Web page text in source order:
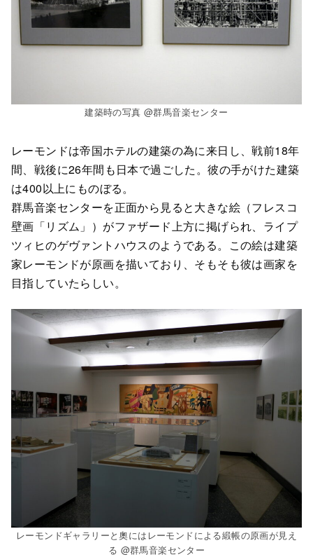
建築時の写真 @群馬音楽センター
レーモンドは帝国ホテルの建築の為に来日し、戦前18年
間、戦後に26年間も日本で過ごした。彼の手がけた建築
は400以上にものぼる。
群馬音楽センターを正面から見ると大きな絵（フレスコ
壁画「リズム」）がファザード上方に掲げられ、ライプ
ツィヒのゲヴァントハウスのようである。この絵は建築
家レーモンドが原画を描いており、そもそも彼は画家を
目指していたらしい。
レーモンドギャラリーと奧にはレーモンドによる緞帳の原画が見え
る @群馬音楽センター